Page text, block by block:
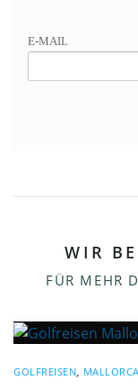
E-MAIL
WIR
FÜR MEHR
GOLFREISEN, MALLORCA